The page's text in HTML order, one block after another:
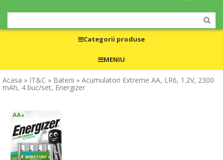
Categorii produse
MENIU
Acasa » IT&C » Baterii » Acumulatori Extreme AA, LR6, 1.2V, 2300
mAh, 4 buc/set, Energizer